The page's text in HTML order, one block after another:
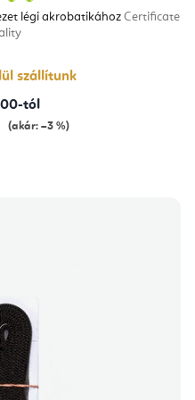
légi akrobatikához Certificate
átlagos
értékelése
csillag.
szállítunk
tól
(akár: –3 %)